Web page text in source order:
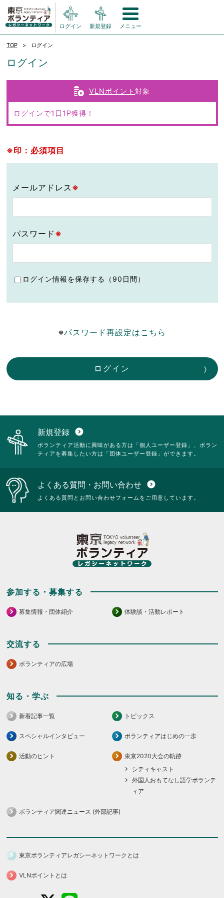
ログイン 新規登録 メニュー
TOP ログイン
ログイン
VLNポイント 対象
ログインで1日1P獲得！
※印：必須項目
メールアドレス ※
パスワード ※
ログイン情報を保存する（90日間）
※パスワード再設定はこちら
ログイン
新規登録 expand_circle_down
ボランティア活動に興味がある方は「個人ユーザー登録」、ボラン
ティアを募集したい方は「団体ユーザー登録」ができます。
よくある質問・お問い合わせ expand_circle_down
よくある質問とお問い合わせフォームをご用意しています。
参加する・募集する
募集情報・団体紹介 体験談・活動レポート
交流する
ボランティアの広場
知る・学ぶ
新着記事一覧 トピックス
スペシャルインタビュー ボランティアはじめの一歩
活動のヒント
東京2020大会の軌跡
シティキャスト
外国人おもてなし語学ボランテ
ィア
ボランティア関連ニュース (外部記事)
東京ボランティアレガシーネットワークとは
VLNポイントとは